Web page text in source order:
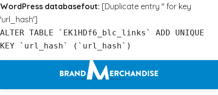
WordPress databasefout: [Duplicate entry '' for key
'url_hash']
ALTER TABLE `EK1HDf6_blc_links` ADD UNIQUE
KEY `url_hash` (`url_hash`)
inhoud